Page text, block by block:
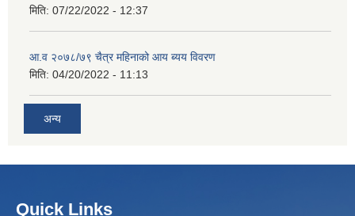
मिति: 07/22/2022 - 12:37
आ.व २०७८/७९ चैत्र महिनाको आय ब्यय विवरण
मिति: 04/20/2022 - 11:13
अन्य
Quick Links